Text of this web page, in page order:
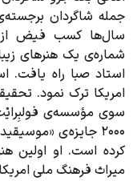
جمله شاگردان
سال‌ها کسب فیض از
شماره‌ی یک هنرهای
امریکا ترک نمود.
سوی مؤسسه‌ی
۲۰۰۰ جایزه ی
کرده است. او اولین
میراث فرهنگ ملی